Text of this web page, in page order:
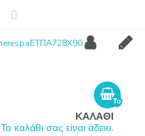
Το
καλάθι
ΚΑΛΑΘΙ
Το καλάθι σας είναι άδειο.